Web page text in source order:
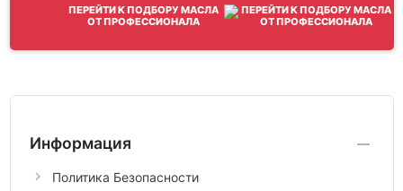
ПЕРЕЙТИ К ПОДБОРУ МАСЛА
ОТ ПРОФЕССИОНАЛА
Информация
Политика Безопасности